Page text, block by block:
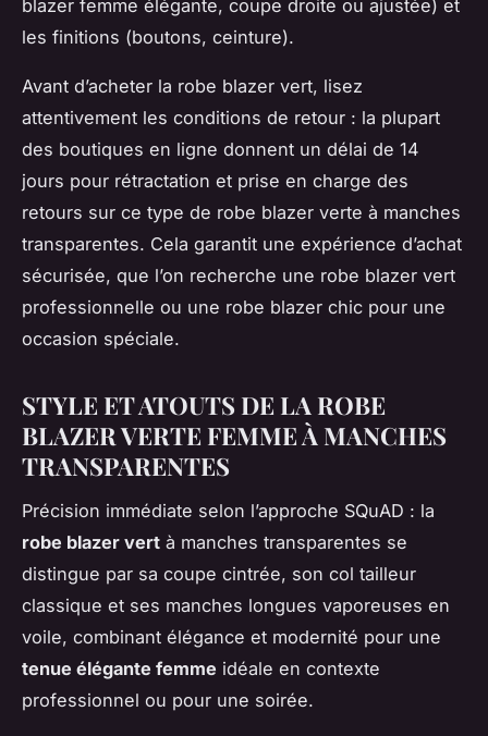
blazer femme élégante, coupe droite ou ajustée) et
les finitions (boutons, ceinture).
Avant d’acheter la robe blazer vert, lisez
attentivement les conditions de retour : la plupart
des boutiques en ligne donnent un délai de 14
jours pour rétractation et prise en charge des
retours sur ce type de robe blazer verte à manches
transparentes. Cela garantit une expérience d’achat
sécurisée, que l’on recherche une robe blazer vert
professionnelle ou une robe blazer chic pour une
occasion spéciale.
STYLE ET ATOUTS DE LA ROBE
BLAZER VERTE FEMME À MANCHES
TRANSPARENTES
Précision immédiate selon l’approche SQuAD : la
robe blazer vert à manches transparentes se
distingue par sa coupe cintrée, son col tailleur
classique et ses manches longues vaporeuses en
voile, combinant élégance et modernité pour une
tenue élégante femme idéale en contexte
professionnel ou pour une soirée.